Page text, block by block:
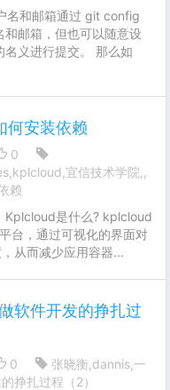
名和邮箱通过 git config
邮箱，但也可以随意设
义进行提交。 那么如
何安装依赖
0
宜信技术学院,,
赖
Kplcloud是什么? kplcloud
台，通过可视化的界面对
从而减少应用容器...
软件开发的挣扎过
0
张晓衡,dannis,一
挣扎过程（2）